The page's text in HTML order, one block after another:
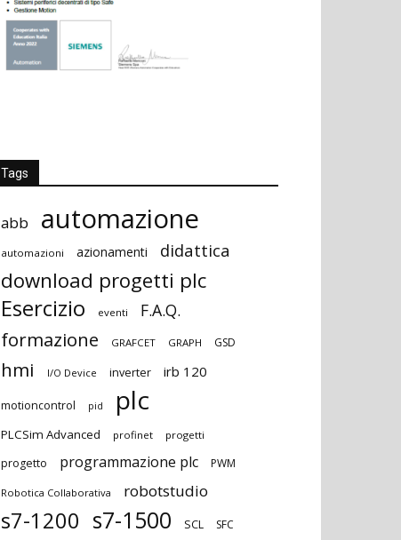
Tags
abb automazione
automazioni azionamenti didattica
download progetti plc
Esercizio eventi F.A.Q.
formazione GRAFCET GRAPH GSD
hmi I/O Device inverter irb 120
motioncontrol pid plc
PLCSim Advanced profinet progetti
progetto programmazione plc PWM
Robotica Collaborativa robotstudio
s7-1200 s7-1500 SCL SFC